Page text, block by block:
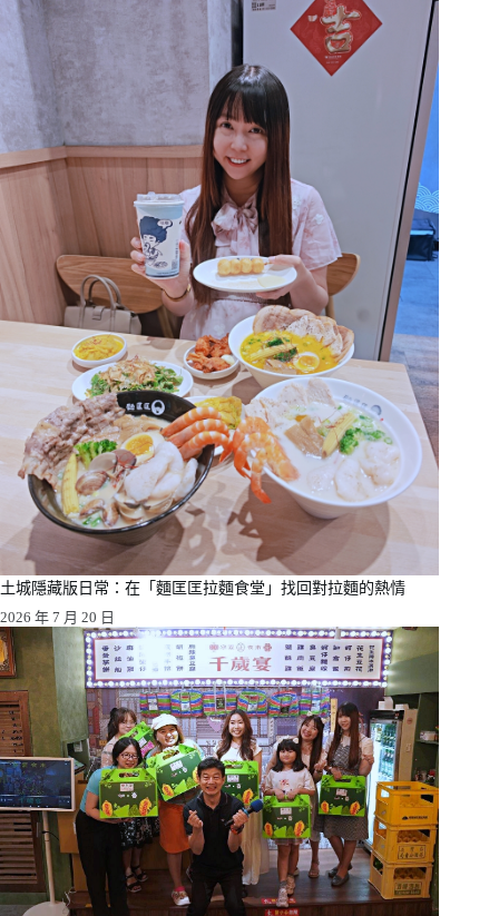
土城隱藏版日常：在「麵匡匡拉麵食堂」找回對拉麵的熱情
2026 年 7 月 20 日